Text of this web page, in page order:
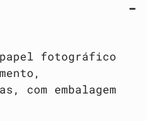
papel fotográfico
com embalagem